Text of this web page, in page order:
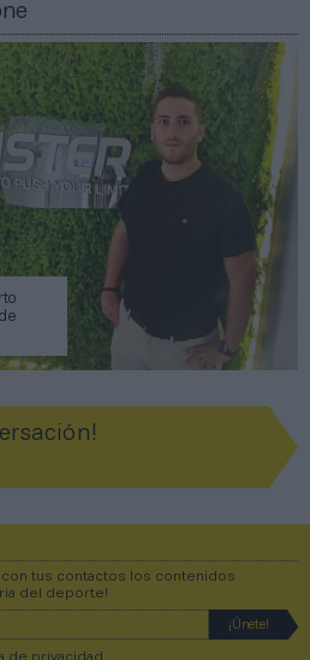
con tus contactos los contenidos
del deporte!
de privacidad